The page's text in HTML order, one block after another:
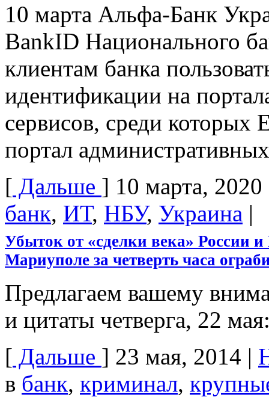
10 марта Альфа-Банк
BankID Национального
клиентам банка
идентификации на
сервисов, среди которых
портал
[ Дальше ] 10 марта, 2020
банк, ИТ, НБУ, Украина |
Убыток от «сделки века» России
Мариуполе за четверть часа
Предлагаем вашему
и цитаты четверга, 22
[ Дальше ] 23 мая, 2014 |
в банк, криминал,